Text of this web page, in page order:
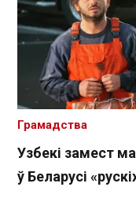
Узбекі замест
ў Беларусі
Грамадства